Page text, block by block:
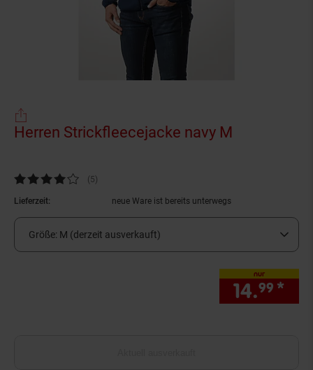
Herren Strickfleecejacke navy M
Kundenbewertung: 4,2 von 5 Sternen
(5Kundenbewertungen
)
Lieferzeit: neue Ware ist bereits unterwegs
Größe: M (derzeit ausverkauft)
nur
14.99 *